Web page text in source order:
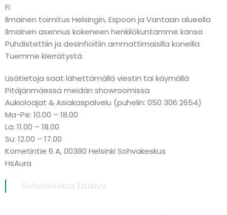
FI
Ilmainen toimitus Helsingin, Espoon ja Vantaan alueella
Ilmainen asennus kokeneen henkilökuntamme kansa
Puhdistettiin ja desinfioitiin ammattimaisilla koneilla
Tuemme kierrätystä
Lisätietoja saat lähettämällä viestin tai käymällä
Pitäjänmäessä meidän showroomissa
Aukioloajat & Asiakaspalvelu (puhelin: 050 306 2654)
Ma-Pe: 10.00 – 18.00
La: 11.00 – 18.00
Su: 12.00 – 17.00
Kornetintie 6 A, 00380 Helsinki Sohvakeskus
HsAura
Sohvakeskus Etusivu